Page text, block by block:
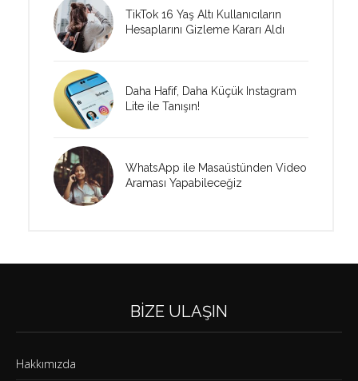
TikTok 16 Yaş Altı Kullanıcıların
Hesaplarını Gizleme Kararı Aldı
Daha Hafif, Daha Küçük Instagram
Lite ile Tanışın!
WhatsApp ile Masaüstünden Video
Araması Yapabileceğiz
BIZE ULAŞIN
Hakkımızda